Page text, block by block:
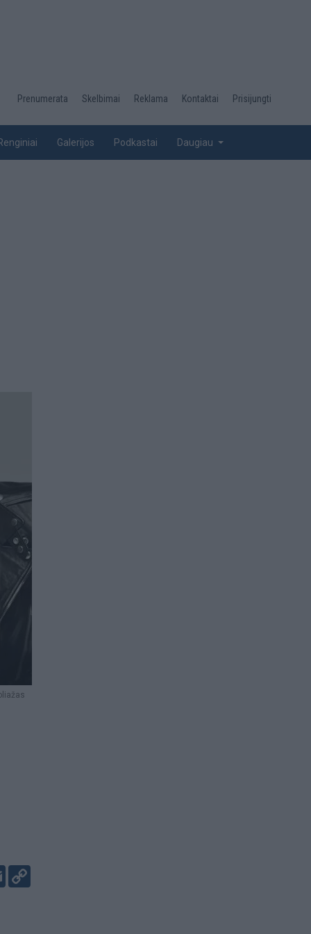
Desktop
top
Prenumerata Skelbimai Reklama Kontaktai Prisijungti
Galerijos Podkastai Daugiau
Email